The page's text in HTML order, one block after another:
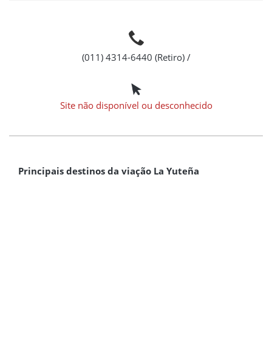
(011) 4314-6440 (Retiro) /
Site não disponível ou desconhecido
Principais destinos da viação La Yuteña